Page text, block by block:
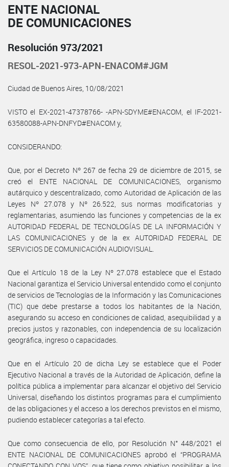
ENTE NACIONAL
DE COMUNICACIONES
Resolución 973/2021
RESOL-2021-973-APN-ENACOM#JGM
Ciudad de Buenos Aires, 10/08/2021
VISTO el EX-2021-47378766- -APN-SDYME#ENACOM, el IF-2021-
63580088-APN-DNFYD#ENACOM y,
CONSIDERANDO:
Que, por el Decreto Nº 267 de fecha 29 de diciembre de 2015, se
creó el ENTE NACIONAL DE COMUNICACIONES, organismo
autárquico y descentralizado, como Autoridad de Aplicación de las
Leyes Nº 27.078 y Nº 26.522, sus normas modificatorias y
reglamentarias, asumiendo las funciones y competencias de la ex
AUTORIDAD FEDERAL DE TECNOLOGÍAS DE LA INFORMACIÓN Y
LAS COMUNICACIONES y de la ex AUTORIDAD FEDERAL DE
SERVICIOS DE COMUNICACIÓN AUDIOVISUAL.
Que el Artículo 18 de la Ley Nº 27.078 establece que el Estado
Nacional garantiza el Servicio Universal entendido como el conjunto
de servicios de Tecnologías de la Información y las Comunicaciones
(TIC) que debe prestarse a todos los habitantes de la Nación,
asegurando su acceso en condiciones de calidad, asequibilidad y a
precios justos y razonables, con independencia de su localización
geográfica, ingreso o capacidades.
Que en el Artículo 20 de dicha Ley se establece que el Poder
Ejecutivo Nacional a través de la Autoridad de Aplicación, define la
política pública a implementar para alcanzar el objetivo del Servicio
Universal, diseñando los distintos programas para el cumplimiento
de las obligaciones y el acceso a los derechos previstos en el mismo,
pudiendo establecer categorías a tal efecto.
Que como consecuencia de ello, por Resolución N° 448/2021 el
ENTE NACIONAL DE COMUNICACIONES aprobó el “PROGRAMA